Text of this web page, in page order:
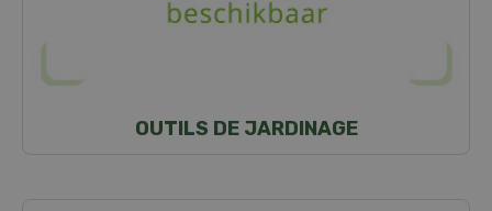
OUTILS DE JARDINAGE